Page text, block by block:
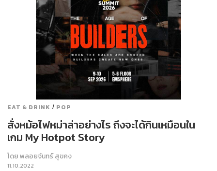
EAT & DRINK / POP
สั่งหม้อไฟหม่าล่าอย่างไร ถึงจะได้กินเหมือนใน
เกม My Hotpot Story
โดยพลอยจันทร์ สุขคง
11.10.2022